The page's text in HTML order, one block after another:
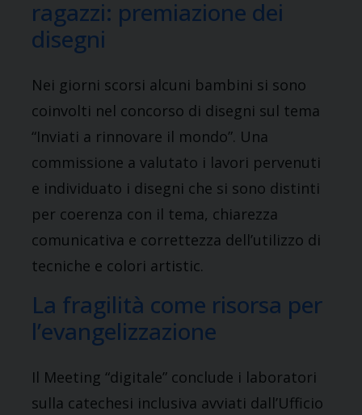
ragazzi: premiazione dei
disegni
Nei giorni scorsi alcuni bambini si sono
coinvolti nel concorso di disegni sul tema
“Inviati a rinnovare il mondo”. Una
commissione a valutato i lavori pervenuti
e individuato i disegni che si sono distinti
per coerenza con il tema, chiarezza
comunicativa e correttezza dell’utilizzo di
tecniche e colori artistic.
La fragilità come risorsa per
l’evangelizzazione
Il Meeting “digitale” conclude i laboratori
sulla catechesi inclusiva avviati dall’Ufficio